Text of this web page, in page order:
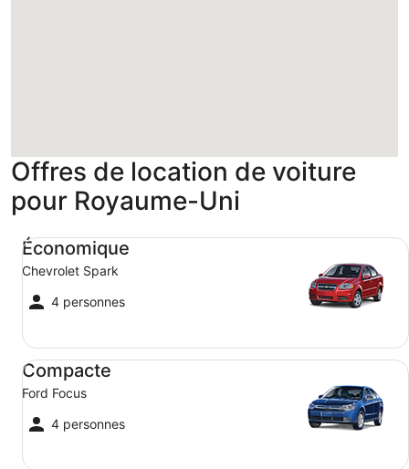
Offres de location de voiture
pour Royaume-Uni
Économique
Chevrolet Spark
4 personnes
Économique Chevrolet Spark
Compacte
Ford Focus
4 personnes
Compacte Ford Focus